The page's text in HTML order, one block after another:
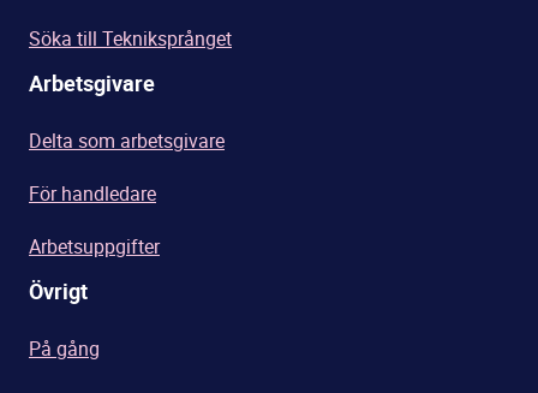
Söka till Tekniksprånget
Arbetsgivare
Delta som arbetsgivare
För handledare
Arbetsuppgifter
Övrigt
På gång